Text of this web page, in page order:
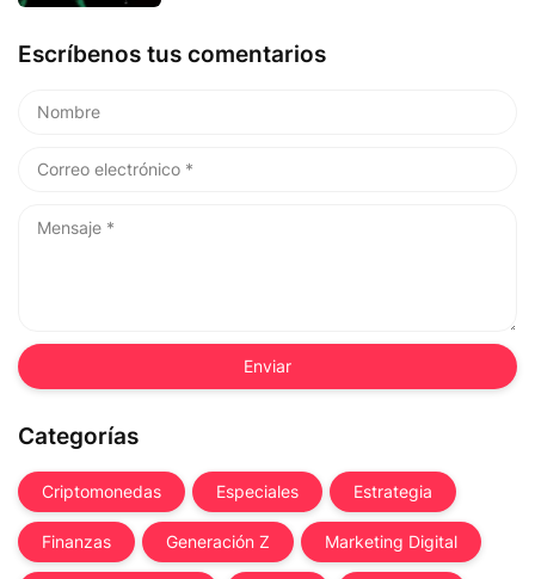
Escríbenos tus comentarios
Categorías
Criptomonedas Especiales Estrategia
Finanzas Generación Z Marketing Digital